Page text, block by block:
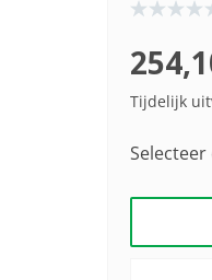
Geen
Dezelfde
Tijdelijk